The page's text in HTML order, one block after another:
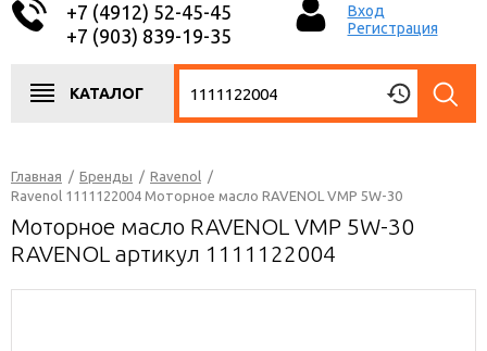
+7 (4912) 52-45-45
+7 (903) 839-19-35
Вход
Регистрация
КАТАЛОГ
Главная / Бренды / Ravenol /
Ravenol 1111122004 Моторное масло RAVENOL VMP 5W-30
Моторное масло RAVENOL VMP 5W-30
RAVENOL артикул 1111122004